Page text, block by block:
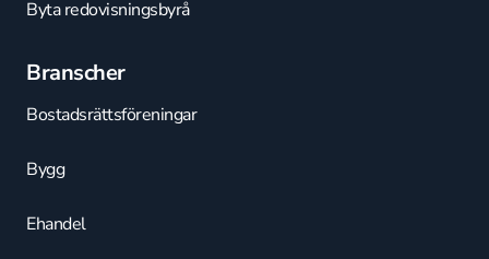
Byta redovisningsbyrå
Branscher
Bostadsrättsföreningar
Bygg
Ehandel